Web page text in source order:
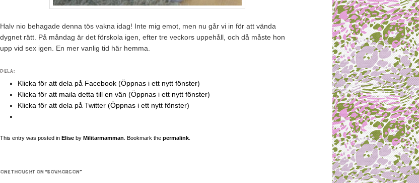
Halv nio behagade denna tös vakna idag! Inte mig emot, men nu går vi in för att vända
dygnet rätt. På måndag är det förskola igen, efter tre veckors uppehåll, och då måste hon
upp vid sex igen. En mer vanlig tid här hemma.
DELA:
Klicka för att dela på Facebook (Öppnas i ett nytt fönster)
Klicka för att maila detta till en vän (Öppnas i ett nytt fönster)
Klicka för att dela på Twitter (Öppnas i ett nytt fönster)
This entry was posted in Elise by Militarmamman . Bookmark the permalink
ONE THOUGHT ON “SOVMORGON”